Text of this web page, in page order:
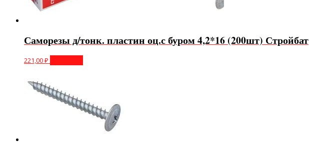
Саморезы д/тонк. пластин оц.с буром 4,2*16 (200шт) Стройбат
221,00₽